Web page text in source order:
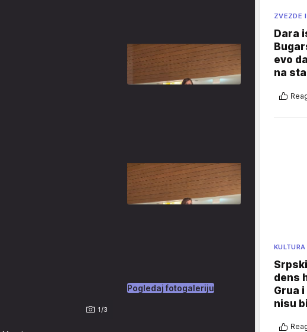
1/3
Pogledaj fotogaleriju
ZVEZDE
Dara
evo
na
KULTURA
dens
Grua
nisu